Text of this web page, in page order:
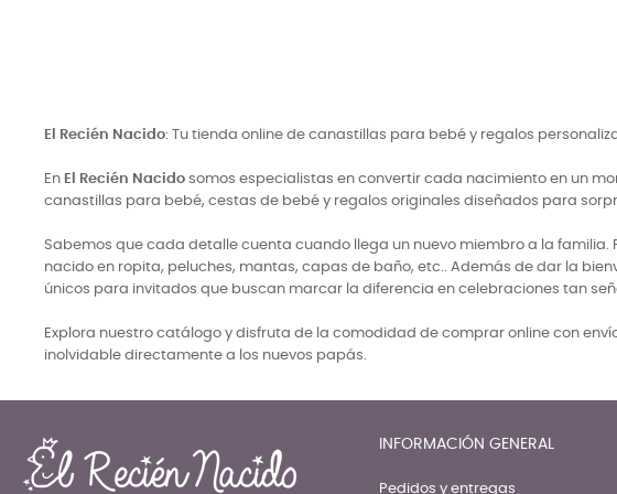
El Recién Nacido: Tu tienda online de canastillas para bebé y regalos
En El Recién Nacido somos especialistas en convertir cada nacimiento en un
canastillas para bebé, cestas de bebé y regalos originales diseñados para
Sabemos que cada detalle cuenta cuando llega un nuevo miembro a la
nacido en ropita, peluches, mantas, capas de baño, etc.. Además de dar la
únicos para invitados que buscan marcar la diferencia en celebraciones tan
Explora nuestro catálogo y disfruta de la comodidad de comprar online con
inolvidable directamente a los nuevos papás.
INFORMACIÓN GENERAL
Pedidos y entregas